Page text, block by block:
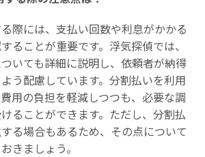
際には、支払い回数や利息がかかる
ることが重要です。浮気探偵では、
いても詳細に説明し、依頼者が納得
う配慮しています。分割払いを利用
用の負担を軽減しつつも、必要な調
ることができます。ただし、分割払
る場合もあるため、その点について
きましょう。